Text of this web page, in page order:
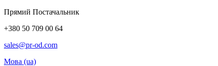
Прямий Постачальник
+380 50 709 00 64
sales@pr-od.com
Мова (ua)